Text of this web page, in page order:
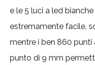
e le 5 luci a led
estremamente facile,
mentre i ben 860 punti
punto di 9 mm